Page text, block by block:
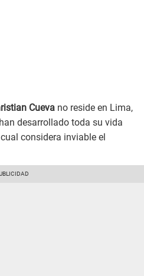
Cueva no reside en Lima,
desarrollado toda su vida
considera inviable el